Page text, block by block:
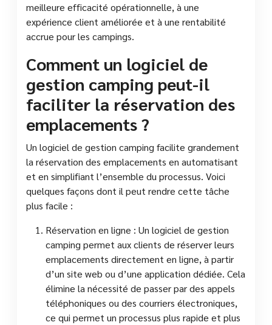
meilleure efficacité opérationnelle, à une
expérience client améliorée et à une rentabilité
accrue pour les campings.
Comment un logiciel de
gestion camping peut-il
faciliter la réservation des
emplacements ?
Un logiciel de gestion camping facilite grandement
la réservation des emplacements en automatisant
et en simplifiant l’ensemble du processus. Voici
quelques façons dont il peut rendre cette tâche
plus facile :
Réservation en ligne : Un logiciel de gestion
camping permet aux clients de réserver leurs
emplacements directement en ligne, à partir
d’un site web ou d’une application dédiée. Cela
élimine la nécessité de passer par des appels
téléphoniques ou des courriers électroniques,
ce qui permet un processus plus rapide et plus